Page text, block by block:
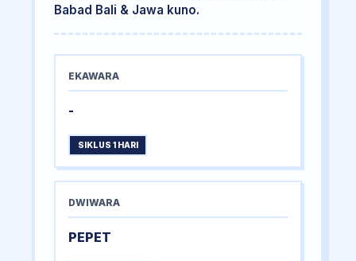
Babad Bali & Jawa kuno.
EKAWARA
-
SIKLUS 1 HARI
DWIWARA
PEPET